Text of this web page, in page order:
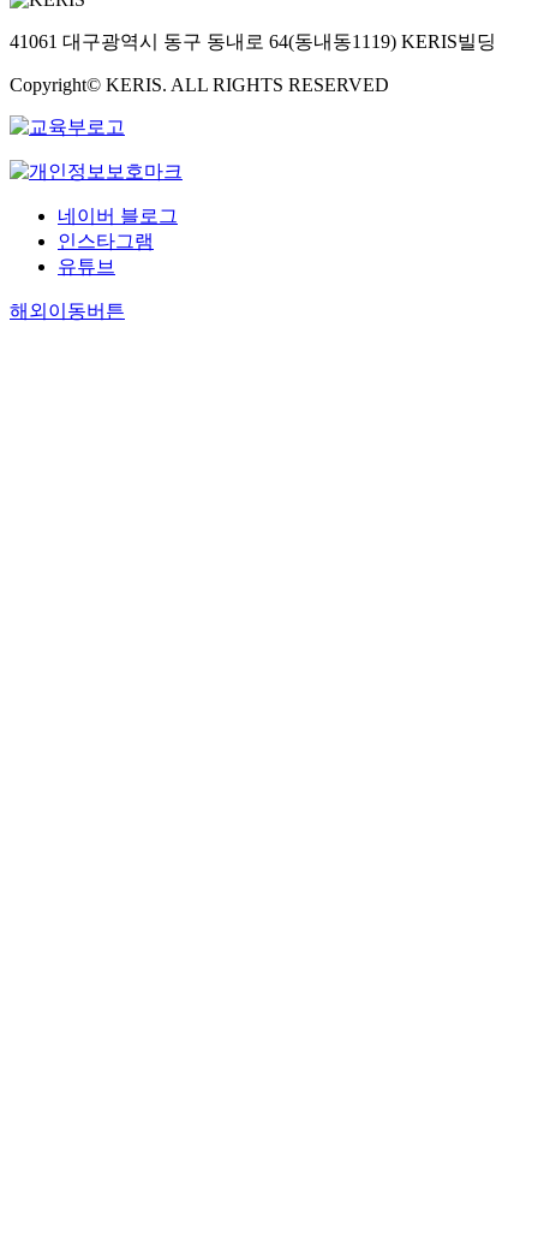
41061 대구광역시 동구 동내로 64(동내동1119) KERIS빌딩
Copyright© KERIS. ALL RIGHTS RESERVED
네이버 블로그
인스타그램
유튜브
해외이동버튼